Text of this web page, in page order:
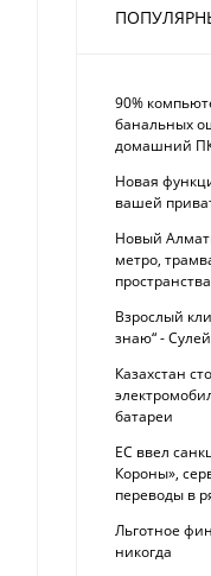
90%
банальных
домашний
Новая
вашей
Новый
метро,
пространства
Взрослый
знаю“ -
Казахстан
батареи
ЕС ввел
Короны»,
переводы в
Льготное
никогда